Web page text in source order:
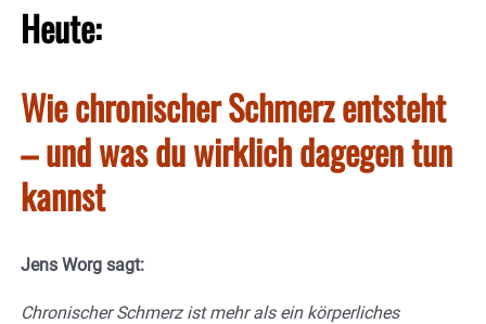
Heute:
Wie chronischer Schmerz entsteht
– und was du wirklich dagegen tun
kannst
Jens Worg sagt:
Chronischer Schmerz ist mehr als ein körperliches